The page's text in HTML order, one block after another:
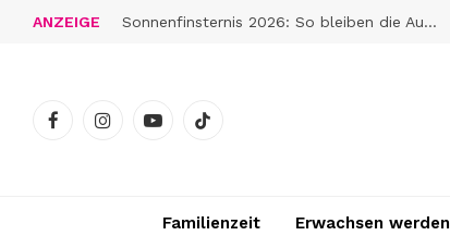
ANZEIGE Sonnenfinsternis 2026: So bleiben die Augen gut geschützt
FacebookInstagramYouTubeTikTok
Familienzeit Erwachsen werden